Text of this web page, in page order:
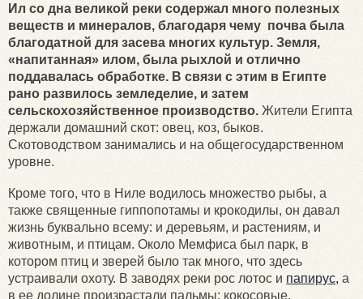
Ил со дна великой реки содержал много полезных
веществ и минералов, благодаря чему почва была
благодатной для засева многих культур. Земля,
«напитанная» илом, была рыхлой и отлично
поддавалась обработке. В связи с этим в Египте
рано развилось земледелие, и затем
сельскохозяйственное производство. Жители Египта
держали домашний скот: овец, коз, быков.
Скотоводством занимались и на общегосударственном
уровне.
Кроме того, что в Ниле водилось множество рыбы, а
также священные гиппопотамы и крокодилы, он давал
жизнь буквально всему: и деревьям, и растениям, и
животным, и птицам. Около Мемфиса был парк, в
котором птиц и зверей было так много, что здесь
устраивали охоту. В заводях реки рос лотос и папирус, а
в ее долине произрастали пальмы: кокосовые,